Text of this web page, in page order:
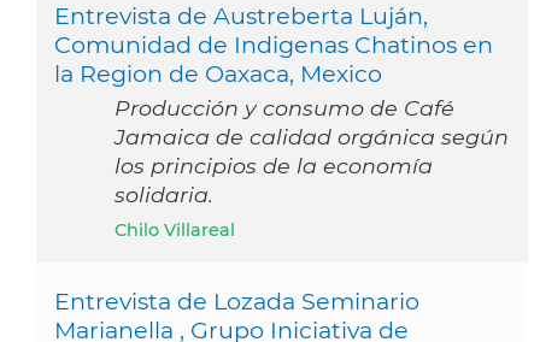
Entrevista de Austreberta Luján,
Comunidad de Indigenas Chatinos en
la Region de Oaxaca, Mexico
Producción y consumo de Café
Jamaica de calidad orgánica según
los principios de la economía
solidaria.
Chilo Villareal
Entrevista de Lozada Seminario
Marianella , Grupo Iniciativa de